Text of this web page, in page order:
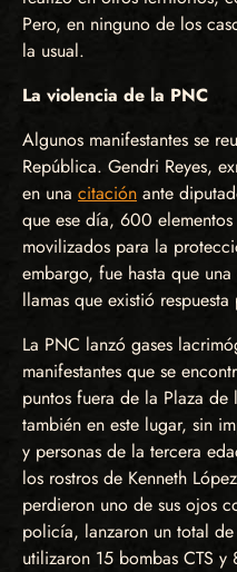
Pero, en ninguno de los
la usual.
La violencia de la PNC
Algunos manifestantes se
República. Gendri Reyes,
en una citación ante
que ese día, 600
movilizados para la
embargo, fue hasta que
llamas que existió
La PNC lanzó gases
manifestantes que se
puntos fuera de la Plaza
también en este lugar, sin
y personas de la tercera
los rostros de Kenneth
perdieron uno de sus ojos
policía, lanzaron un total
utilizaron 15 bombas CTS